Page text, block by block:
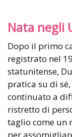
Nata negli
Dopo il primo
registrato nel
statunitense,
pratica su di
continuato a
ristretto di
taglio come un